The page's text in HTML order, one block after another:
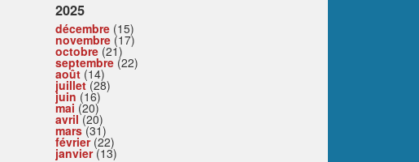
2025
décembre (15)
novembre (17)
octobre (21)
septembre (22)
août (14)
juillet(28)
juin (16)
mai (20)
avril(20)
mars(31)
février(22)
janvier(13)